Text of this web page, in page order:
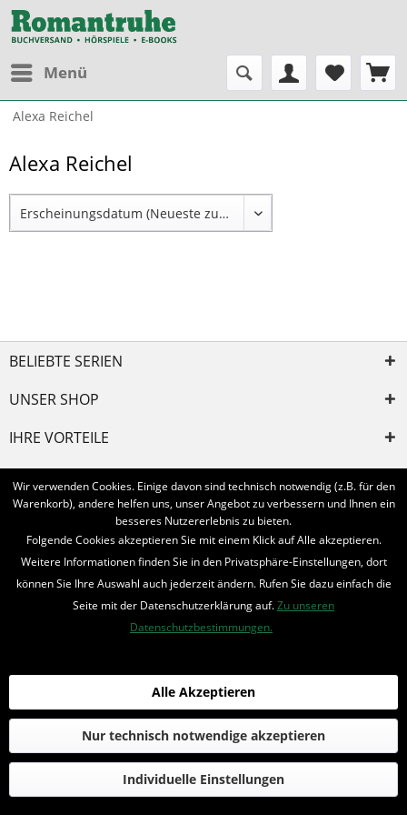
Menü
Alexa Reichel
Alexa Reichel
BELIEBTE SERIEN
UNSER SHOP
IHRE VORTEILE
INFORMIERT BLEIBEN
Bestellung widerrufen
* Alle Preise inkl. MwSt. und zzgl. Bearbeitungspauschale
© 2016-2022 Romantruhe - Buchversand, Joachim Otto
die profilschmiede - Internetagentur
Wir verwenden Cookies. Einige davon sind technisch notwendig (z.B. für den
Warenkorb), andere helfen uns, unser Angebot zu verbessern und Ihnen ein
besseres Nutzererlebnis zu bieten.
Folgende Cookies akzeptieren Sie mit einem Klick auf Alle akzeptieren.
Weitere Informationen finden Sie in den Privatsphäre-Einstellungen, dort
können Sie Ihre Auswahl auch jederzeit ändern. Rufen Sie dazu einfach die
Seite mit der Datenschutzerklärung auf.Zu unseren
Datenschutzbestimmungen.
Individuelle Einstellungen
Nur technisch notwendige akzeptieren
Alle Akzeptieren